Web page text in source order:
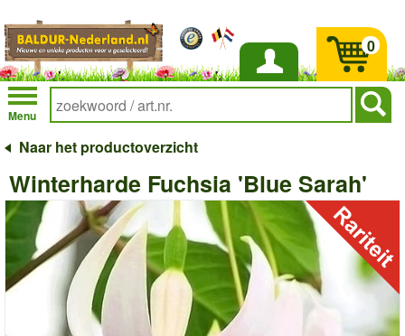
Inloggen
Menu
0
Naar het productoverzicht
Winterharde Fuchsia 'Blue Sarah'